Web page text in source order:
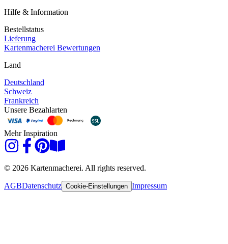
Hilfe & Information
Bestellstatus
Lieferung
Kartenmacherei Bewertungen
Land
Deutschland
Schweiz
Frankreich
Unsere Bezahlarten
Mehr Inspiration
© 2026 Kartenmacherei. All rights reserved.
AGBDatenschutz Cookie-Einstellungen Impressum